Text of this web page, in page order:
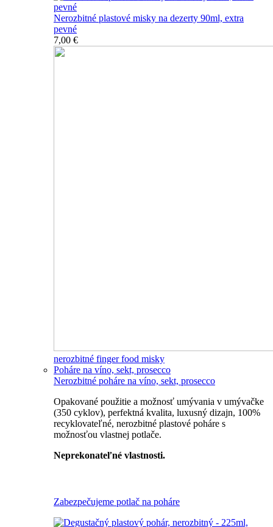
Nerozbitné plastové misky na dezerty 90ml, extra
pevné
7,00 €
nerozbitné finger food misky
Poháre na víno, sekt, prosecco
Nerozbitné poháre na víno, sekt, prosecco
Opakované použitie a možnosť umývania v umývačke
(350 cyklov), perfektná kvalita, luxusný dizajn, 100%
recyklovateľné, nerozbitné plastové poháre s
možnosťou vlastnej potlače.
Neprekonateľné vlastnosti.
Zabezpečujeme potlač na poháre